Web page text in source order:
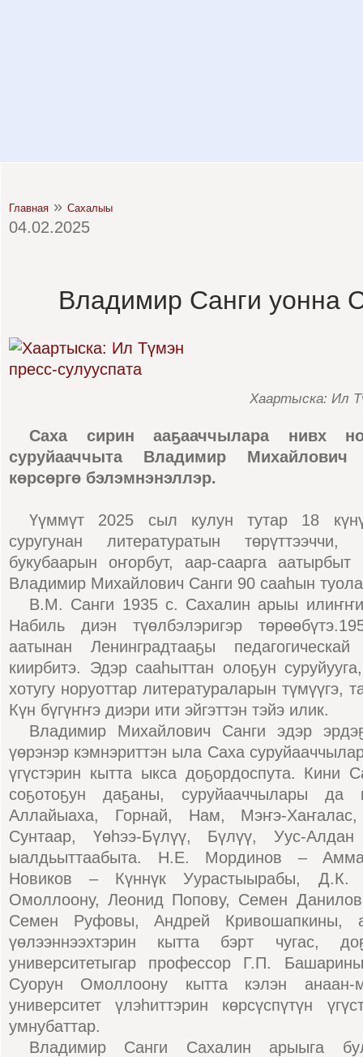
Главная » Сахалыы
04.02.2025
Владимир Санги уонна
Хаартыска: Ил
Саха сирин ааҕааччылара нивх
суруйааччыта Владимир Михайлович
көрсөргө бэлэмнэнэллэр.
Үүммүт 2025 сыл кулун тутар 18
суругунан литературатын
букубаарын оҥорбут, аар-саарга аатырбыт
Владимир Михайлович Санги 90 сааһын
В.М. Санги 1935 с. Сахалин арыы илиҥҥи
Набиль диэн түөлбэлэригэр
аатынан Ленинградтааҕы педагогическай
киирбитэ. Эдэр сааһыттан олоҕун
хотугу норуоттар литератураларын түмүүгэ,
Күн бүгүҥҥэ диэри ити эйгэттэн тэйэ илик.
Владимир Михайлович Санги эдэр
үөрэнэр кэмнэриттэн ыла Саха
үгүстэрин кытта ыкса доҕордоспута. Кини
соҕотоҕун даҕаны, суруйааччылары да
Аллайыаха, Горнай, Нам, Мэҥэ-
Сунтаар, Үөһээ-Бүлүү, Бүлүү, Уус-Алдан
ыалдьыттаабыта. Н.Е. Мординов –
Новиков – Күннүк Уурастыырабы,
Омоллоону, Леонид Попову, Семен
Семен Руфовы, Андрей Кривошапкины,
үөлээннээхтэрин кытта бэрт чугас,
университетыгар профессор Г.П.
Суорун Омоллоону кытта кэлэн анаан-
университет үлэһиттэрин көрсүспүтүн
умнубаттар.
Владимир Санги Сахалин арыыга